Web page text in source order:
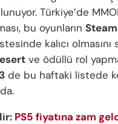
Türkiye’de
bu oyunların
kalıcı olmasını
ve ödüllü rol
de bu haftaki listede
PS5 fiyatına zam